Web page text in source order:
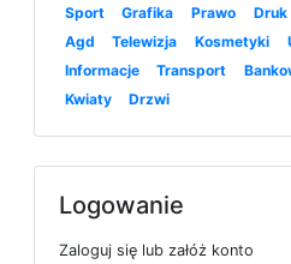
Sport
Grafika Prawo Druk
Agd
Telewizja Kosmetyki
Informacje
Transport
Kwiaty
Drzwi
Logowanie
Zaloguj się lub załóż konto